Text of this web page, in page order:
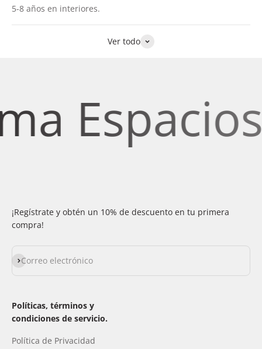
5-8 años en interiores.
Ver todo
Espacios
¡Regístrate y obtén un 10% de descuento en tu primera
compra!
Correo electrónico
Suscribirse
Políticas, términos y
condiciones de servicio.
Política de Privacidad